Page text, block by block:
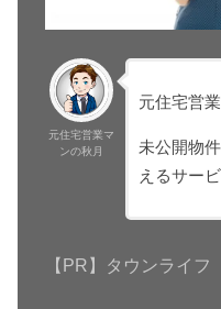
元住宅営業マ
ンの秋月
元住宅営
未公開物
えるサー
【PR】タウンライフ